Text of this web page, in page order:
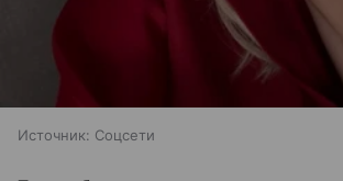
Источник: Соцсети